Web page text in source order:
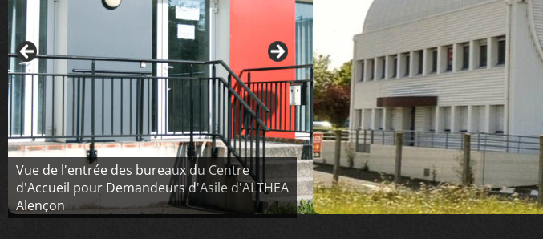
Vue de l'entrée des bureaux du Centre
d'Accueil pour Demandeurs d'Asile d'ALTHEA
Alençon